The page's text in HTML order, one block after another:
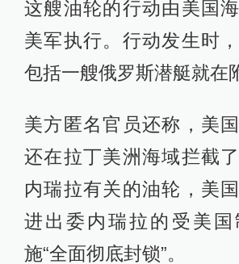
这艘油轮的行动由美国
美军执行。行动发生时
包括一艘俄罗斯潜艇就在
美方匿名官员还称，美
还在拉丁美洲海域拦截
内瑞拉有关的油轮，美
进出委内瑞拉的受美国
施“全面彻底封锁”。